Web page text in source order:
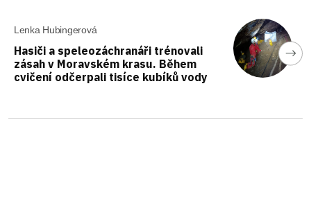
Lenka Hubingerová
Hasiči a speleozáchranáři trénovali
zásah v Moravském krasu. Během
cvičení odčerpali tisíce kubíků vody